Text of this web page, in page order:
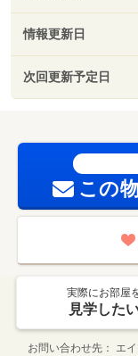
情報更新日
次回更新予定日
この
実際にお部屋
見学した
お問い合わせ先 エ